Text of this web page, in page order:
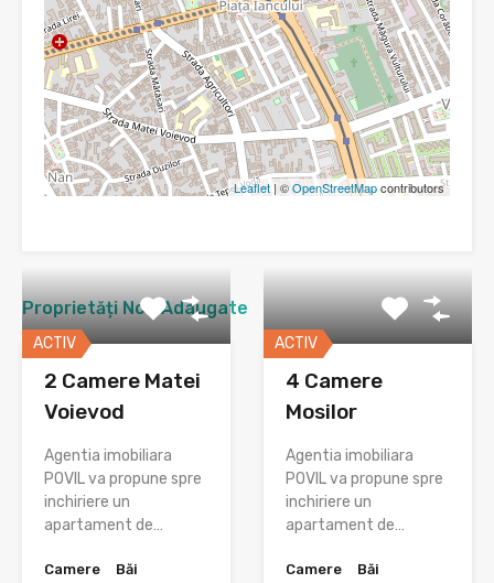
Leaflet| ©OpenStreetMapcontributors
Proprietăți Nou Adaugate
ACTIV
2 Camere Matei
Voievod
Agentia imobiliara
POVIL va propune spre
inchiriere un
apartament de…
Camere
Băi
ACTIV
4 Camere
Mosilor
Agentia imobiliara
POVIL va propune spre
inchiriere un
apartament de…
Camere
Băi